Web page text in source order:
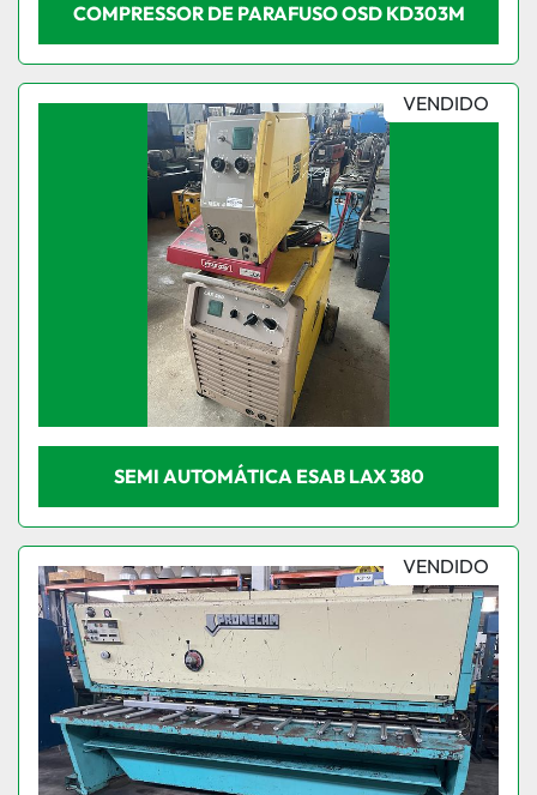
COMPRESSOR DE PARAFUSO OSD KD303M
VENDIDO
SEMI AUTOMÁTICA ESAB LAX 380
VENDIDO